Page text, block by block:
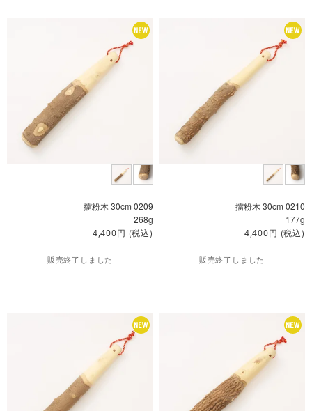
擂粉木 30cm 0209
268g
4,400円 (税込)
販売終了しました
擂粉木 30cm 0210
177g
4,400円 (税込)
販売終了しました